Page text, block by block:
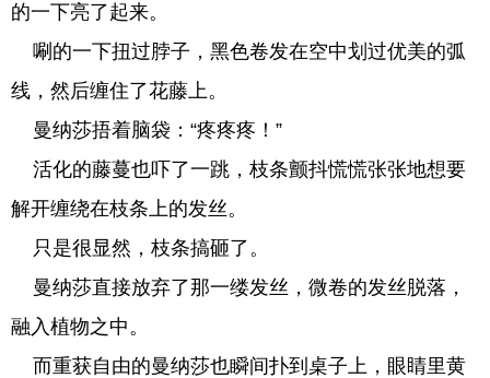
的一下亮了起来。
唰的一下扭过脖子，黑色卷发在空中划过优美的弧
线，然后缠住了花藤上。
曼纳莎捂着脑袋：“疼疼疼！”
活化的藤蔓也吓了一跳，枝条颤抖慌慌张张地想要
解开缠绕在枝条上的发丝。
只是很显然，枝条搞砸了。
曼纳莎直接放弃了那一缕发丝，微卷的发丝脱落，
融入植物之中。
而重获自由的曼纳莎也瞬间扑到桌子上，眼睛里黄